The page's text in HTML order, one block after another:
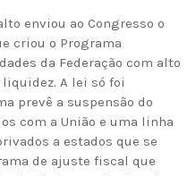
enviou ao Congresso o
criou o Programa
da Federação com alto
A lei só foi
prevê a suspensão do
com a União e uma linha
a estados que se
de ajuste fiscal que